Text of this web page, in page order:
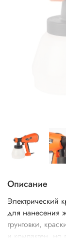
Описание
Электрический
для нанесения
грунтовки,
и компактен, но